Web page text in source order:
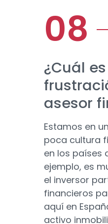
¿Cuál
asesor
Estamos en
poca cultura
en los países
ejemplo, es
el inversor
financieros
aquí en
activo